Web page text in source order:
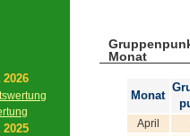
Monat
Monat
April